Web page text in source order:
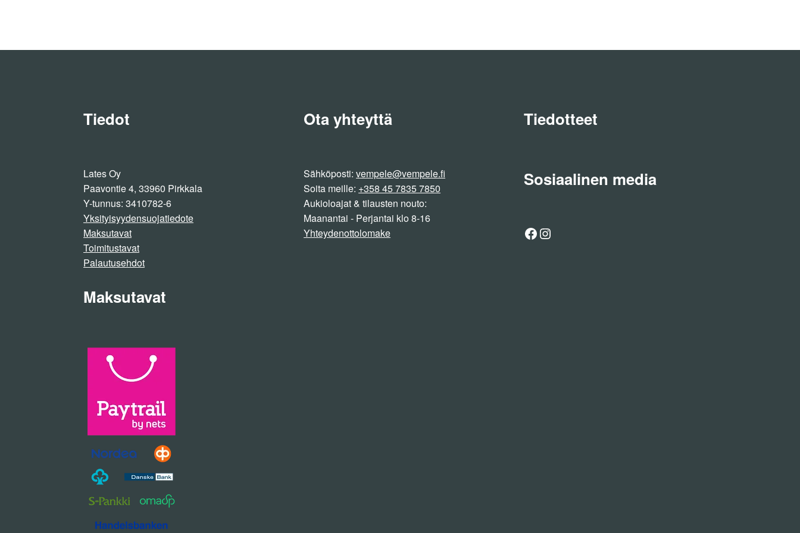
Tiedot
Lates Oy
Paavontie 4, 33960 Pirkkala
Y-tunnus: 3410782-6
Yksityisyydensuojatiedote
Maksutavat
Toimitustavat
Palautusehdot
Maksutavat
Ota yhteyttä
Sähköposti:vempele@vempele.fi
Soita meille: +358 45 7835 7850
Aukioloajat & tilausten nouto:
Maanantai - Perjantai klo 8-16
Yhteydenottolomake
Tiedotteet
Sosiaalinen media
Facebook
Instagram